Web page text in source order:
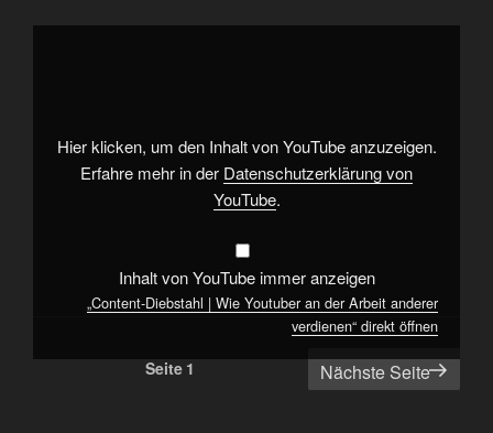
„Content-
Arbeit
anderer
verdienen“
Hier klicken, um den Inhalt von YouTube anzuzeigen.
Erfahre mehr in der Datenschutzerklärung von
YouTube.
Inhalt von YouTube immer anzeigen
„Content-Diebstahl | Wie Youtuber an der Arbeit anderer
verdienen“ direkt öffnen
Seitennummerierung
Seite 1 Nächste Seite